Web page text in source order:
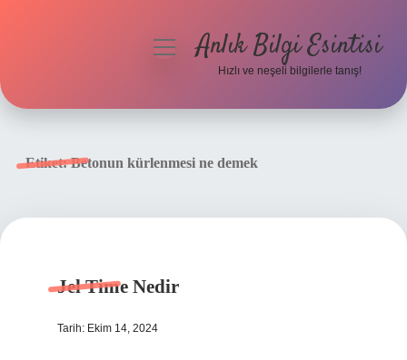
menüyüAnlık Bilgi Esintisi
Hızlı ve neşeli bilgilerle tanış!
Etiket:Betonun kürlenmesi ne demek
Jel Time Nedir
Tarih: Ekim 14, 2024